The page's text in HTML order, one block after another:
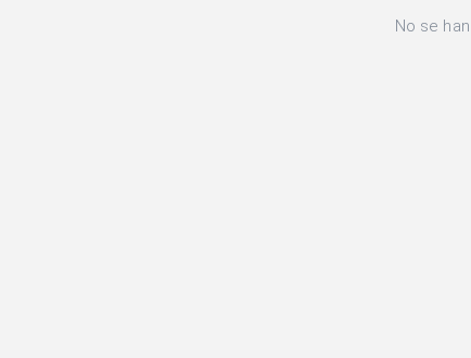
No se